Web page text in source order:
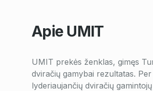
Apie UMIT
UMIT prekės ženklas, gimęs
dviračių gamybai rezultatas.
lyderiaujančių dviračių